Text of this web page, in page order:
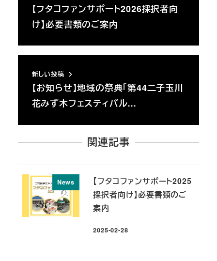
【フタコファンサポート2026採択者向
け】必要書類のご案内
新しい投稿
【お知らせ】地域の祭典「第44二子玉川
花みず木フェスティバル…
関連記事
News
【フタコファンサポート2025
採択者向け】必要書類のご
案内
投稿日
2025-02-28